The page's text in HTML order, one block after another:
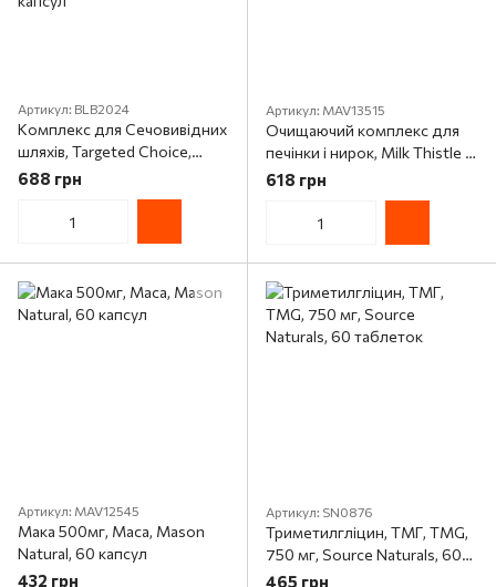
Артикул: BLB2024
Комплекс для Сечовивідних
шляхів, Targeted Choice,
Urinary Tract Support,
Bluebonnet Nutrition, 30
вегетаріанських капсул
688 грн
Артикул: MAV13515
Очищаючий комплекс для
печінки і нирок, Milk Thistle &
Cranberry, Mason Natural, 60
618 грн
Артикул: MAV12545
Мака 500мг, Maca, Mason
Natural, 60 капсул
432 грн
Артикул: SN0876
Триметилгліцин, ТМГ, TMG,
750 мг, Source Naturals, 60
таблеток
465 грн